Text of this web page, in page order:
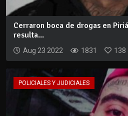
Cerraron boca de drogas en
resulta...
Aug 23 2022 1831 138
POLICIALES Y JUDICIALES